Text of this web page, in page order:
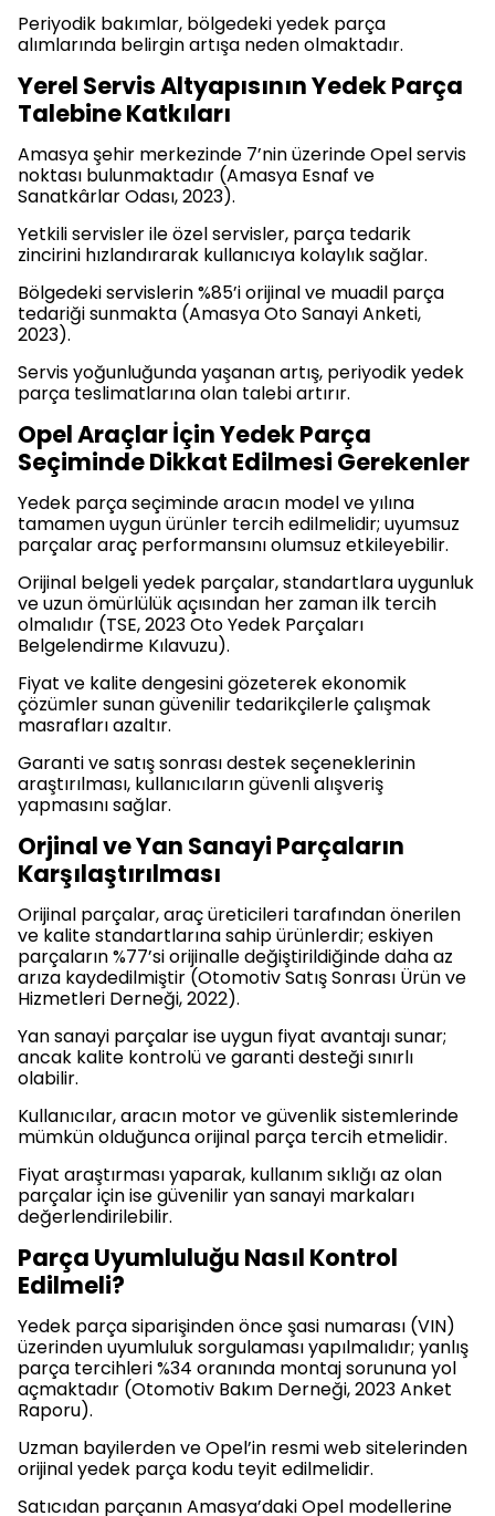
Periyodik bakımlar, bölgedeki yedek parça
alımlarında belirgin artışa neden olmaktadır.
Yerel Servis Altyapısının Yedek Parça
Talebine Katkıları
Amasya şehir merkezinde 7’nin üzerinde Opel servis
noktası bulunmaktadır (Amasya Esnaf ve
Sanatkârlar Odası, 2023).
Yetkili servisler ile özel servisler, parça tedarik
zincirini hızlandırarak kullanıcıya kolaylık sağlar.
Bölgedeki servislerin %85’i orijinal ve muadil parça
tedariği sunmakta (Amasya Oto Sanayi Anketi,
2023).
Servis yoğunluğunda yaşanan artış, periyodik yedek
parça teslimatlarına olan talebi artırır.
Opel Araçlar İçin Yedek Parça
Seçiminde Dikkat Edilmesi Gerekenler
Yedek parça seçiminde aracın model ve yılına
tamamen uygun ürünler tercih edilmelidir; uyumsuz
parçalar araç performansını olumsuz etkileyebilir.
Orijinal belgeli yedek parçalar, standartlara uygunluk
ve uzun ömürlülük açısından her zaman ilk tercih
olmalıdır (TSE, 2023 Oto Yedek Parçaları
Belgelendirme Kılavuzu).
Fiyat ve kalite dengesini gözeterek ekonomik
çözümler sunan güvenilir tedarikçilerle çalışmak
masrafları azaltır.
Garanti ve satış sonrası destek seçeneklerinin
araştırılması, kullanıcıların güvenli alışveriş
yapmasını sağlar.
Orjinal ve Yan Sanayi Parçaların
Karşılaştırılması
Orijinal parçalar, araç üreticileri tarafından önerilen
ve kalite standartlarına sahip ürünlerdir; eskiyen
parçaların %77’si orijinalle değiştirildiğinde daha az
arıza kaydedilmiştir (Otomotiv Satış Sonrası Ürün ve
Hizmetleri Derneği, 2022).
Yan sanayi parçalar ise uygun fiyat avantajı sunar;
ancak kalite kontrolü ve garanti desteği sınırlı
olabilir.
Kullanıcılar, aracın motor ve güvenlik sistemlerinde
mümkün olduğunca orijinal parça tercih etmelidir.
Fiyat araştırması yaparak, kullanım sıklığı az olan
parçalar için ise güvenilir yan sanayi markaları
değerlendirilebilir.
Parça Uyumluluğu Nasıl Kontrol
Edilmeli?
Yedek parça siparişinden önce şasi numarası (VIN)
üzerinden uyumluluk sorgulaması yapılmalıdır; yanlış
parça tercihleri %34 oranında montaj sorununa yol
açmaktadır (Otomotiv Bakım Derneği, 2023 Anket
Raporu).
Uzman bayilerden ve Opel’in resmi web sitelerinden
orijinal yedek parça kodu teyit edilmelidir.
Satıcıdan parçanın Amasya’daki Opel modellerine